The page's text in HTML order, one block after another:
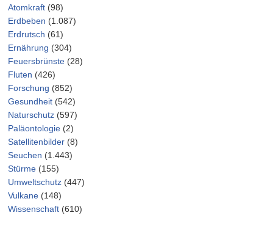
Atomkraft (98)
Erdbeben (1.087)
Erdrutsch (61)
Ernährung (304)
Feuersbrünste (28)
Fluten (426)
Forschung (852)
Gesundheit (542)
Naturschutz (597)
Paläontologie (2)
Satellitenbilder (8)
Seuchen (1.443)
Stürme (155)
Umweltschutz (447)
Vulkane (148)
Wissenschaft (610)